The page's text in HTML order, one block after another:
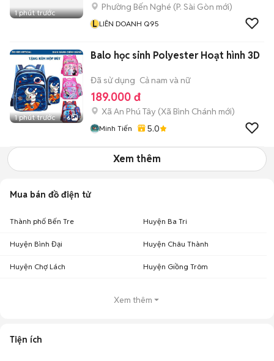
1 phút trước
Phường Bến Nghé (P. Sài Gòn mới)
L LIÊN DOANH Q95
1 phút trước 6
Balo học sinh Polyester Hoạt hình 3D
Đã sử dụng Cả nam và nữ
189.000 đ
Xã An Phú Tây (Xã Bình Chánh mới)
Minh Tiến 5.0
Xem thêm
Mua bán đồ điện tử
Thành phố Bến Tre Huyện Ba Tri
Huyện Bình Đại Huyện Châu Thành
Huyện Chợ Lách Huyện Giồng Trôm
Xem thêm
Tiện ích